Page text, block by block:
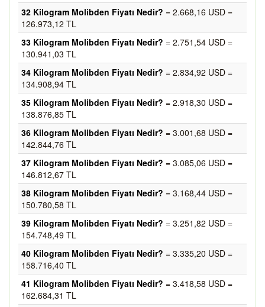
32 Kilogram Molibden Fiyatı Nedir? = 2.668,16 USD =
126.973,12 TL
33 Kilogram Molibden Fiyatı Nedir? = 2.751,54 USD =
130.941,03 TL
34 Kilogram Molibden Fiyatı Nedir? = 2.834,92 USD =
134.908,94 TL
35 Kilogram Molibden Fiyatı Nedir? = 2.918,30 USD =
138.876,85 TL
36 Kilogram Molibden Fiyatı Nedir? = 3.001,68 USD =
142.844,76 TL
37 Kilogram Molibden Fiyatı Nedir? = 3.085,06 USD =
146.812,67 TL
38 Kilogram Molibden Fiyatı Nedir? = 3.168,44 USD =
150.780,58 TL
39 Kilogram Molibden Fiyatı Nedir? = 3.251,82 USD =
154.748,49 TL
40 Kilogram Molibden Fiyatı Nedir? = 3.335,20 USD =
158.716,40 TL
41 Kilogram Molibden Fiyatı Nedir? = 3.418,58 USD =
162.684,31 TL